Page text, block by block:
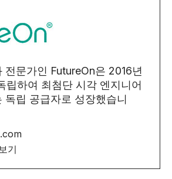
전문가인 FutureOn은 2016년
립하여 최첨단 시각 엔지니어
독립 공급자로 성장했습니
기